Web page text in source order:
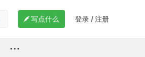
 写点什么 登录 / 注册